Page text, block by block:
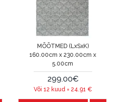
MÕÕTMED (LxSxK)
160.00cm x 230.00cm x
5.00cm
299.00€
Või 12 kuud = 24.91 €